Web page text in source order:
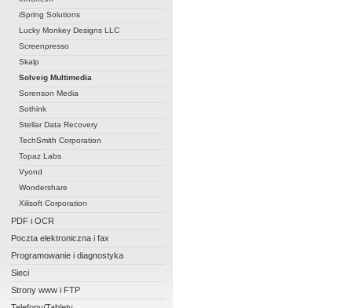
iSpring Solutions
Lucky Monkey Designs LLC
Screenpresso
Skalp
Solveig Multimedia
Sorenson Media
Sothink
Stellar Data Recovery
TechSmith Corporation
Topaz Labs
Vyond
Wondershare
Xilisoft Corporation
PDF i OCR
Poczta elektroniczna i fax
Programowanie i diagnostyka
Sieci
Strony www i FTP